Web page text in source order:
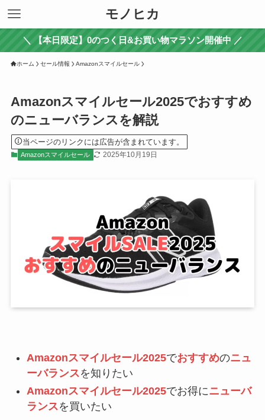
モノヒカ
＼ 【本日限定】0のつく日&お買い物マラソン開催中 ／
ホーム セール情報 Amazonスマイルセール
Amazonスマイルセール2025でおすすめ
のニューバランスを解説
当ページのリンクには広告が含まれています。
Amazonスマイルセール 2025年10月19日
Amazonスマイルセール2025でおすすめのニュ
ーバランス を知りたい
Amazonスマイルセール2025でお得にニューバ
ランスを買いたい